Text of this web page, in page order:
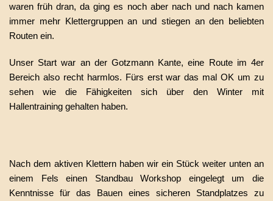
waren früh dran, da ging es noch aber nach und nach kamen
immer mehr Klettergruppen an und stiegen an den beliebten
Routen ein.
Unser Start war an der Gotzmann Kante, eine Route im 4er
Bereich also recht harmlos. Fürs erst war das mal OK um zu
sehen wie die Fähigkeiten sich über den Winter mit
Hallentraining gehalten haben.
Nach dem aktiven Klettern haben wir ein Stück weiter unten an
einem Fels einen Standbau Workshop eingelegt um die
Kenntnisse für das Bauen eines sicheren Standplatzes zu